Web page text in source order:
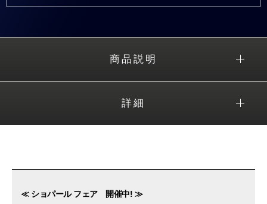
商品説明
詳細
≪ ショパール フェア 開催中! ≫